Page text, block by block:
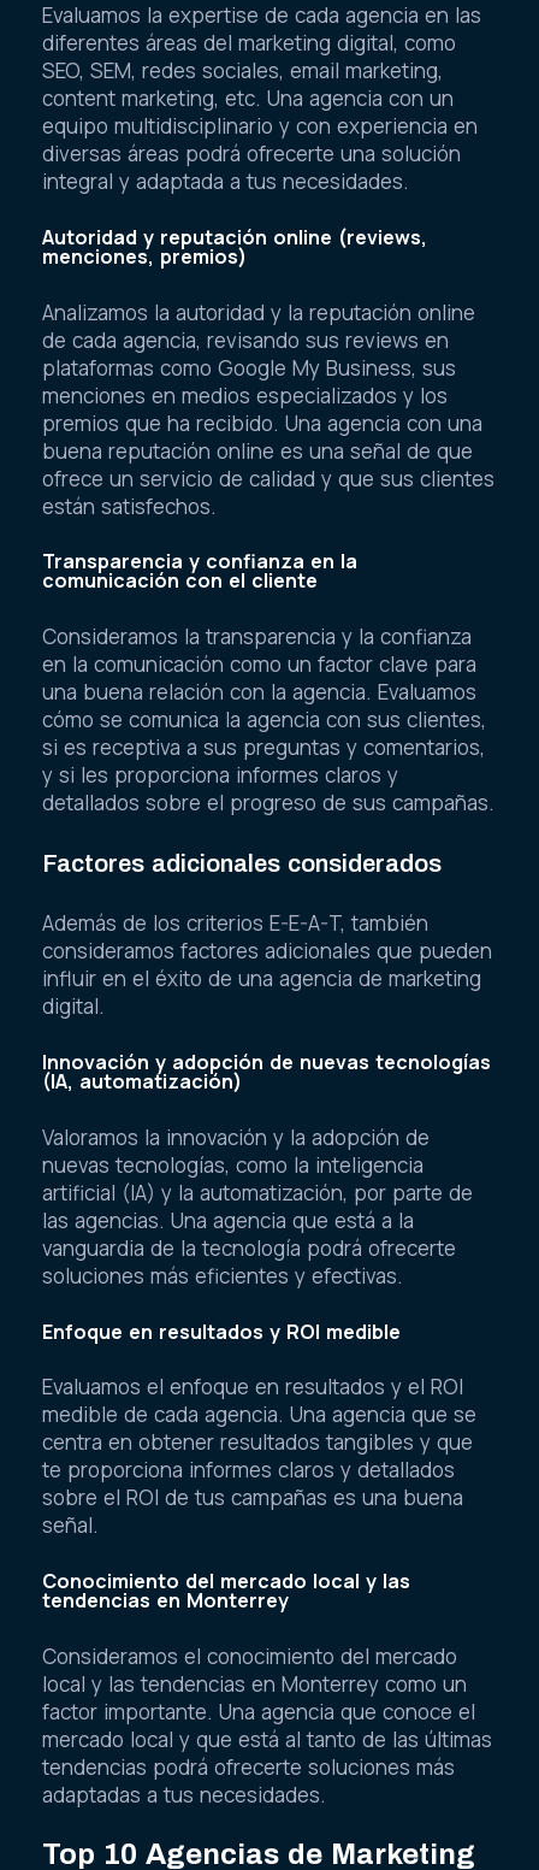
Evaluamos la expertise de cada agencia en las
diferentes áreas del marketing digital, como
SEO, SEM, redes sociales, email marketing,
content marketing, etc. Una agencia con un
equipo multidisciplinario y con experiencia en
diversas áreas podrá ofrecerte una solución
integral y adaptada a tus necesidades.
Autoridad y reputación online (reviews,
menciones, premios)
Analizamos la autoridad y la reputación online
de cada agencia, revisando sus reviews en
plataformas como Google My Business, sus
menciones en medios especializados y los
premios que ha recibido. Una agencia con una
buena reputación online es una señal de que
ofrece un servicio de calidad y que sus clientes
están satisfechos.
Transparencia y confianza en la
comunicación con el cliente
Consideramos la transparencia y la confianza
en la comunicación como un factor clave para
una buena relación con la agencia. Evaluamos
cómo se comunica la agencia con sus clientes,
si es receptiva a sus preguntas y comentarios,
y si les proporciona informes claros y
detallados sobre el progreso de sus campañas.
Factores adicionales considerados
Además de los criterios E-E-A-T, también
consideramos factores adicionales que pueden
influir en el éxito de una agencia de marketing
digital.
Innovación y adopción de nuevas tecnologías
(IA, automatización)
Valoramos la innovación y la adopción de
nuevas tecnologías, como la inteligencia
artificial (IA) y la automatización, por parte de
las agencias. Una agencia que está a la
vanguardia de la tecnología podrá ofrecerte
soluciones más eficientes y efectivas.
Enfoque en resultados y ROI medible
Evaluamos el enfoque en resultados y el ROI
medible de cada agencia. Una agencia que se
centra en obtener resultados tangibles y que
te proporciona informes claros y detallados
sobre el ROI de tus campañas es una buena
señal.
Conocimiento del mercado local y las
tendencias en Monterrey
Consideramos el conocimiento del mercado
local y las tendencias en Monterrey como un
factor importante. Una agencia que conoce el
mercado local y que está al tanto de las últimas
tendencias podrá ofrecerte soluciones más
adaptadas a tus necesidades.
Top 10 Agencias de Marketing